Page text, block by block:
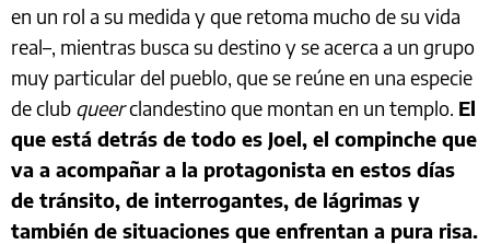
en un rol a su medida y que retoma mucho de su vida
real–, mientras busca su destino y se acerca a un grupo
muy particular del pueblo, que se reúne en una especie
de club queerclandestino que montan en un templo. El
que está detrás de todo es Joel, el compinche que
va a acompañar a la protagonista en estos días
de tránsito, de interrogantes, de lágrimas y
también de situaciones que enfrentan a pura risa.